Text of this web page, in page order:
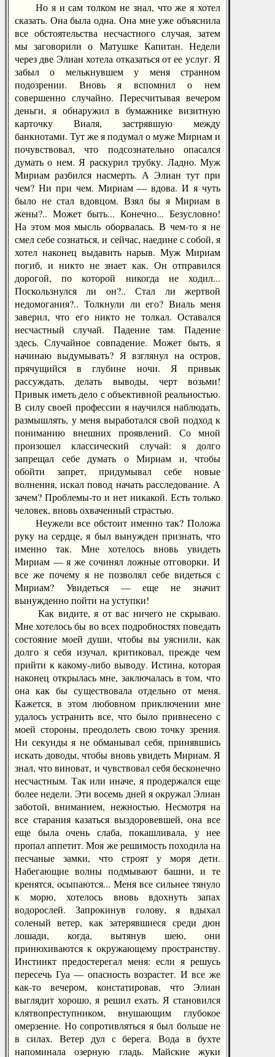
Но я и сам толком не знал, что же я хотел
сказать. Она была одна. Она мне уже объяснила
все обстоятельства несчастного случая, затем
мы заговорили о Матушке Капитан. Недели
через две Элиан хотела отказаться от ее услуг. Я
забыл о мелькнувшем у меня странном
подозрении. Вновь я вспомнил о нем
совершенно случайно. Пересчитывая вечером
деньги, я обнаружил в бумажнике визитную
карточку Виаля, застрявшую между
банкнотами. Тут же я подумал о муже Мириам и
почувствовал, что подсознательно опасался
думать о нем. Я раскурил трубку. Ладно. Муж
Мириам разбился насмерть. А Элиан тут при
чем? Ни при чем. Мириам — вдова. И я чуть
было не стал вдовцом. Взял бы я Мириам в
жены?.. Может быть... Конечно... Безусловно!
На этом моя мысль оборвалась. В чем-то я не
смел себе сознаться, и сейчас, наедине с собой, я
хотел наконец выдавить нарыв. Муж Мириам
погиб, и никто не знает как. Он отправился
дорогой, по которой никогда не ходил...
Поскользнулся ли он?.. Стал ли жертвой
недомогания?.. Толкнули ли его? Виаль меня
заверил, что его никто не толкал. Оставался
несчастный случай. Падение там. Падение
здесь. Случайное совпадение. Может быть, я
начинаю выдумывать? Я взглянул на остров,
прячущийся в глубине ночи. Я привык
рассуждать, делать выводы, черт возьми!
Привык иметь дело с объективной реальностью.
В силу своей профессии я научился наблюдать,
размышлять, у меня выработался свой подход к
пониманию внешних проявлений. Со мной
произошел классический случай: я долго
запрещал себе думать о Мириам и, чтобы
обойти запрет, придумывал себе новые
волнения, искал повод начать расследование. А
зачем? Проблемы-то и нет никакой. Есть только
человек, вновь охваченный страстью.
Неужели все обстоит именно так? Положа
руку на сердце, я был вынужден признать, что
именно так. Мне хотелось вновь увидеть
Мириам — я же сочинял ложные отговорки. И
все же почему я не позволял себе видеться с
Мириам? Увидеться — еще не значит
вынужденно пойти на уступки!
Как видите, я от вас ничего не скрываю.
Мне хотелось бы во всех подробностях поведать
состояние моей души, чтобы вы уяснили, как
долго я себя изучал, критиковал, прежде чем
прийти к какому-либо выводу. Истина, которая
наконец открылась мне, заключалась в том, что
она как бы существовала отдельно от меня.
Кажется, в этом любовном приключении мне
удалось устранить все, что было привнесено с
моей стороны, преодолеть свою точку зрения.
Ни секунды я не обманывал себя, принявшись
искать доводы, чтобы вновь увидеть Мириам. Я
знал, что виноват, и чувствовал себя бесконечно
несчастным. Так или иначе, я продержался еще
более недели. Эти восемь дней я окружал Элиан
заботой, вниманием, нежностью. Несмотря на
все старания казаться выздоровевшей, она все
еще была очень слаба, покашливала, у нее
пропал аппетит. Моя же решимость походила на
песчаные замки, что строят у моря дети.
Набегающие волны подмывают башни, и те
кренятся, осыпаются... Меня все сильнее тянуло
к морю, хотелось вновь вдохнуть запах
водорослей. Запрокинув голову, я вдыхал
соленый ветер, как затерявшиеся среди дюн
лошади, когда, вытянув шею, они
принюхиваются к окружающему пространству.
Инстинкт предостерегал меня: если я решусь
пересечь Гуа — опасность возрастет. И все же
как-то вечером, констатировав, что Элиан
выглядит хорошо, я решил ехать. Я становился
клятвопреступником, внушающим глубокое
омерзение. Но сопротивляться я был больше не
в силах. Ветер дул с берега. Вода в бухте
напоминала озерную гладь. Майские жуки